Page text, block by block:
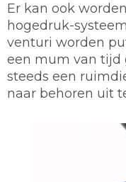
Er kan ook
hogedruk-
venturi worden
een mum van tijd
steeds een
naar behoren uit